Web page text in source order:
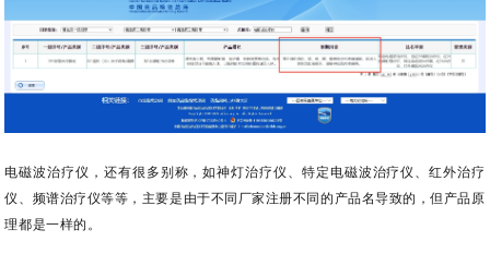
电磁波治疗仪，还有很多别称，如神灯治疗仪、 特定电磁波治疗仪、红外治疗
仪、频谱治疗仪等等，主要是由于不同厂家注册不同的产品名导致的，但产品原
理都是一样的。